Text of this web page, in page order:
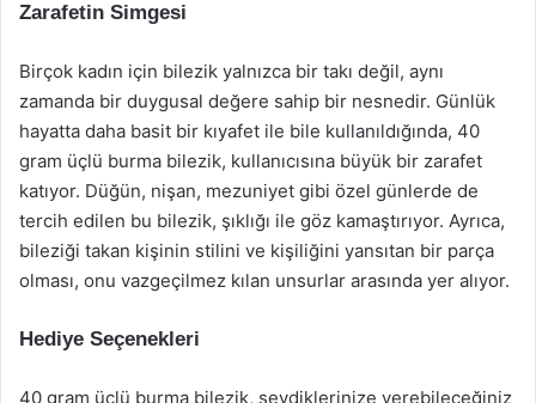
Zarafetin Simgesi
Birçok kadın için bilezik yalnızca bir takı değil, aynı
zamanda bir duygusal değere sahip bir nesnedir. Günlük
hayatta daha basit bir kıyafet ile bile kullanıldığında, 40
gram üçlü burma bilezik, kullanıcısına büyük bir zarafet
katıyor. Düğün, nişan, mezuniyet gibi özel günlerde de
tercih edilen bu bilezik, şıklığı ile göz kamaştırıyor. Ayrıca,
bileziği takan kişinin stilini ve kişiliğini yansıtan bir parça
olması, onu vazgeçilmez kılan unsurlar arasında yer alıyor.
Hediye Seçenekleri
40 gram üçlü burma bilezik, sevdiklerinize verebileceğiniz